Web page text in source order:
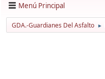
Menú Principal
GDA.-Guardianes Del Asfalto ►